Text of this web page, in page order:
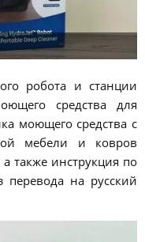
робота и станции
средства для
моющего средства с
мебели и ковров
также инструкция по
перевода на русский